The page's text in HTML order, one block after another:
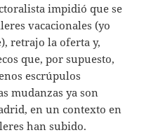
impidió que se
vacacionales (yo
retrajo la oferta y,
que, por supuesto,
escrúpulos
mudanzas ya son
en un contexto en
han subido.